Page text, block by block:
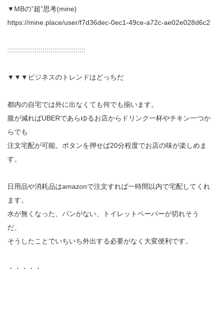
▼MBの”超”思考(mine)
https://mine.place/user/f7d36dec-0ec1-49ce-a72c-ae02e028d6c2
::::::::::::::::::::::::::::::::::::::::
▼▼▼ビジネスのトレンドはどっちだ
都内の自宅では外に出なくても何でも揃います。
腹が減ればUBERであらゆるお店からドリンク一杯やチキン一つか
らでも
注文宅配が可能。ボタンを押せば20分程度でお店の味が楽しめま
す。
日用品や消耗品はamazonで注文すれば一時間以内で宅配してくれ
ます。
水が無くなった、パンがない、トイレットペーパーが切れそう
だ、
そうしたことでいちいち外出する必要がなく大変便利です。
・・・・・